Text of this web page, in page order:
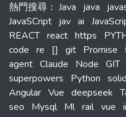
熱門搜尋 ： Java java
JavaSCript jav ai
REACT react https
code re [] git Promise
agent Claude Node GIT
superpowers
Python solid
Angular Vue deepseek
seo
Mysql Ml rail vue